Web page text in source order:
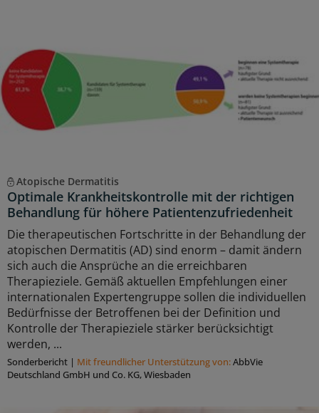
Atopische Dermatitis
Optimale Krankheitskontrolle mit der richtigen
Behandlung für höhere Patientenzufriedenheit
Die therapeutischen Fortschritte in der Behandlung der
atopischen Dermatitis (AD) sind enorm – damit ändern
sich auch die Ansprüche an die erreichbaren
Therapieziele. Gemäß aktuellen Empfehlungen einer
internationalen Expertengruppe sollen die individuellen
Bedürfnisse der Betroffenen bei der Definition und
Kontrolle der Therapieziele stärker berücksichtigt
werden, ...
Sonderbericht | Mit freundlicher Unterstützung von:AbbVie
Deutschland GmbH und Co. KG, Wiesbaden